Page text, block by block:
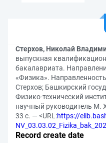
Стерхов, Николай
выпускная
бакалавриата.
«Физика».
Стерхов; Башкирский
Физико-технический
научный руководитель М.
33 с. — <URL:https://
Record create date